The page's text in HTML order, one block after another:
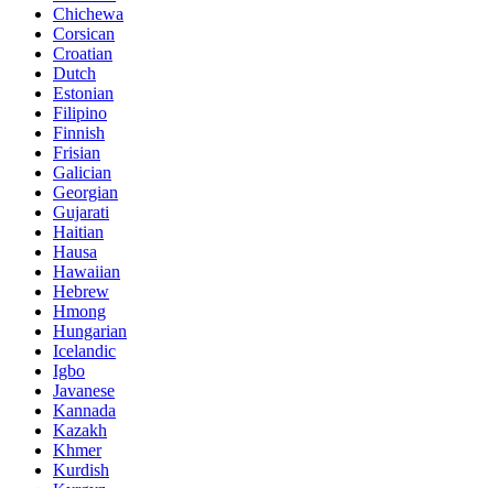
Chichewa
Corsican
Croatian
Dutch
Estonian
Filipino
Finnish
Frisian
Galician
Georgian
Gujarati
Haitian
Hausa
Hawaiian
Hebrew
Hmong
Hungarian
Icelandic
Igbo
Javanese
Kannada
Kazakh
Khmer
Kurdish